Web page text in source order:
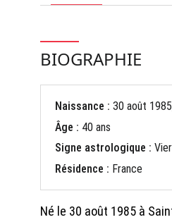
BIOGRAPHIE
Naissance :30 août
Âge : 40 ans
Signe astrologique :
Résidence : France
Né le 30 août 1985 à